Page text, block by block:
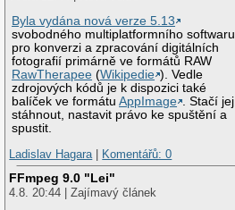
Byla vydána nová verze 5.13
svobodného multiplatformního softwaru
pro konverzi a zpracování digitálních
fotografií primárně ve formátů RAW
RawTherapee (Wikipedie ). Vedle
zdrojových kódů je k dispozici také
balíček ve formátuAppImage
. Stačí jej
stáhnout, nastavit právo ke spuštění a
spustit.
Ladislav Hagara| Komentářů: 0
FFmpeg 9.0 "Lei"
4.8. 20:44 | Zajímavý článek